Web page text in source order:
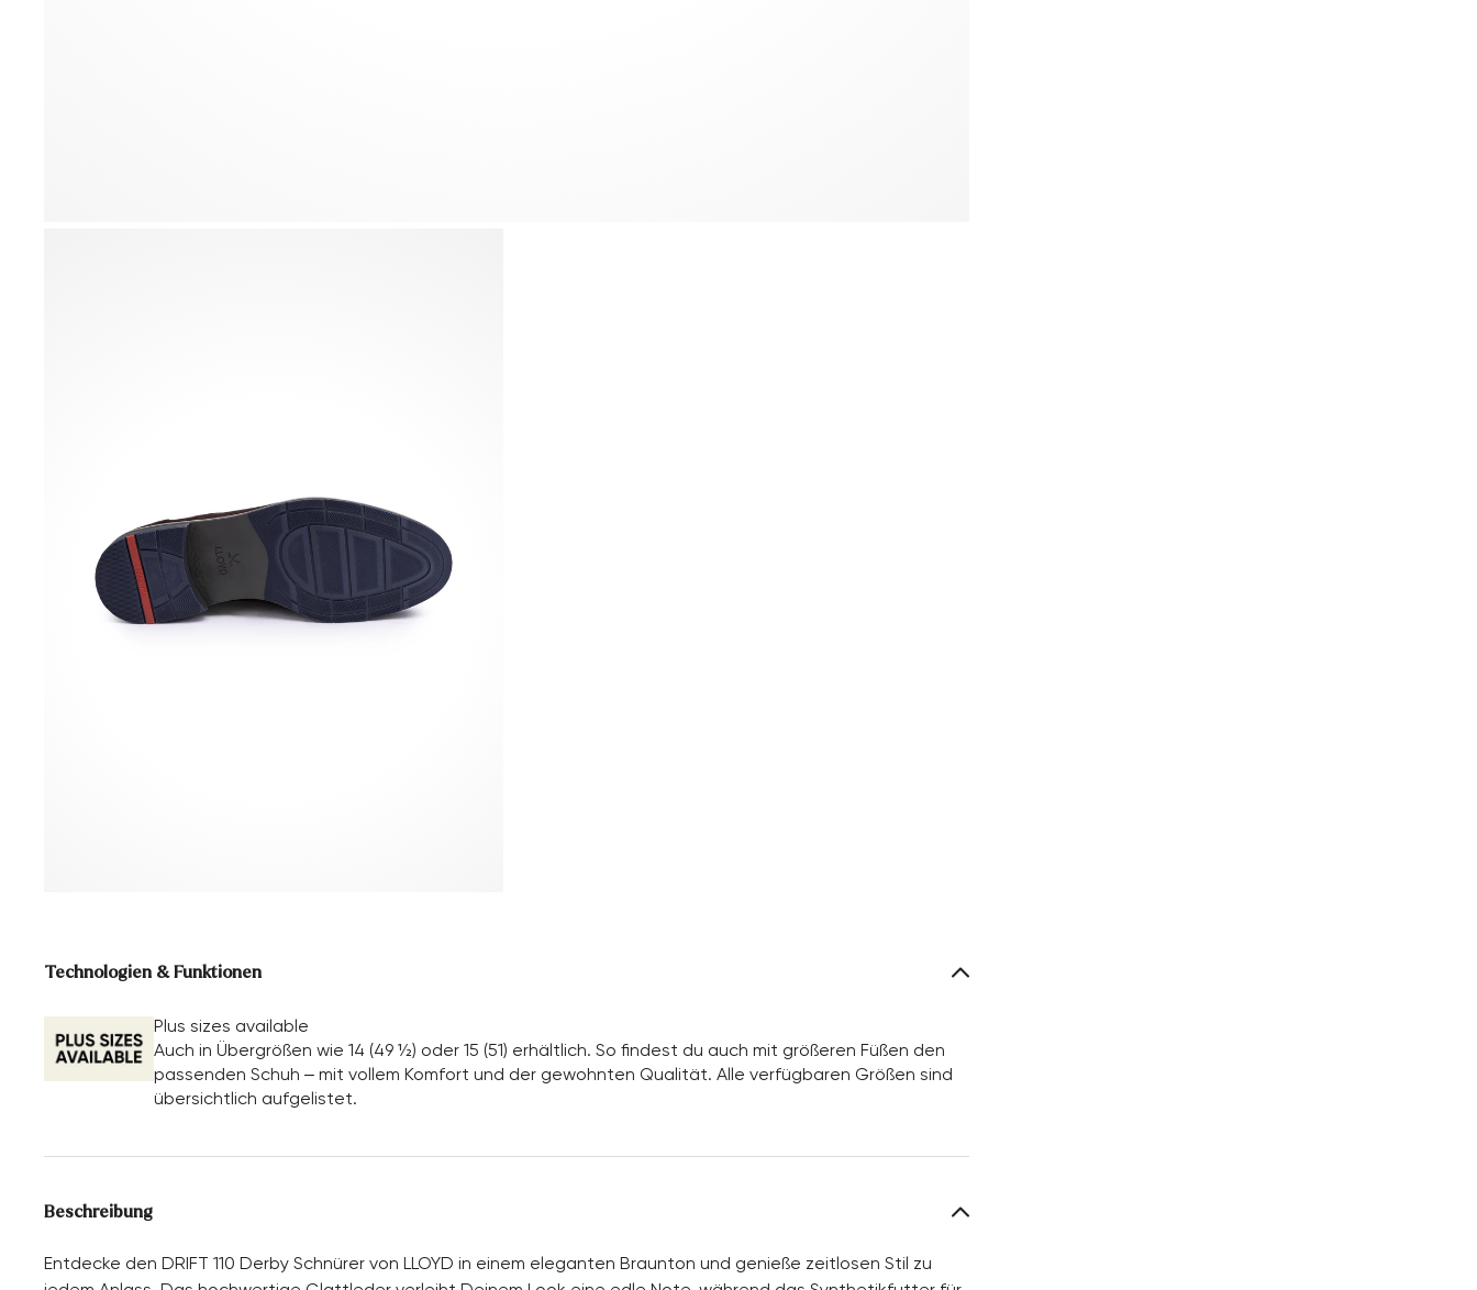
Technologien & Funktionen
Plus sizes available
Auch in Übergrößen wie 14 (49 ½) oder 15 (51) erhältlich. So findest du auch mit größeren Füßen den
passenden Schuh – mit vollem Komfort und der gewohnten Qualität. Alle verfügbaren Größen sind
übersichtlich aufgelistet.
Beschreibung
Entdecke den DRIFT 110 Derby Schnürer von LLOYD in einem eleganten Braunton und genieße zeitlosen Stil zu